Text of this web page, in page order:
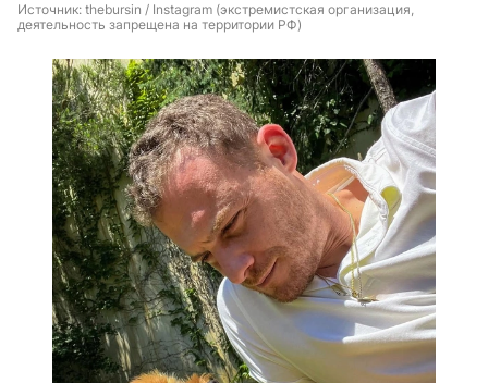
Источник: thebursin / Instagram (экстремистская организация,
деятельность запрещена на территории РФ)